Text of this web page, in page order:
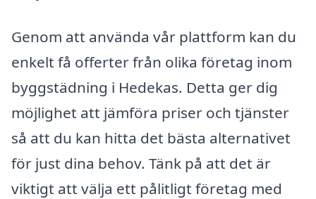
Genom att använda vår plattform kan du
enkelt få offerter från olika företag inom
byggstädning i Hedekas. Detta ger dig
möjlighet att jämföra priser och tjänster
så att du kan hitta det bästa alternativet
för just dina behov. Tänk på att det är
viktigt att välja ett pålitligt företag med